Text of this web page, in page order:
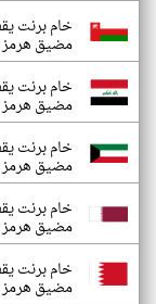
مضيق هرمز
مضيق هرمز
مضيق هرمز
مضيق هرمز
مضيق هرمز